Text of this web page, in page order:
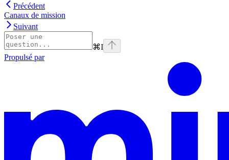
Précédent
Canaux de mission
Suivant
⌘I
Propulsé par